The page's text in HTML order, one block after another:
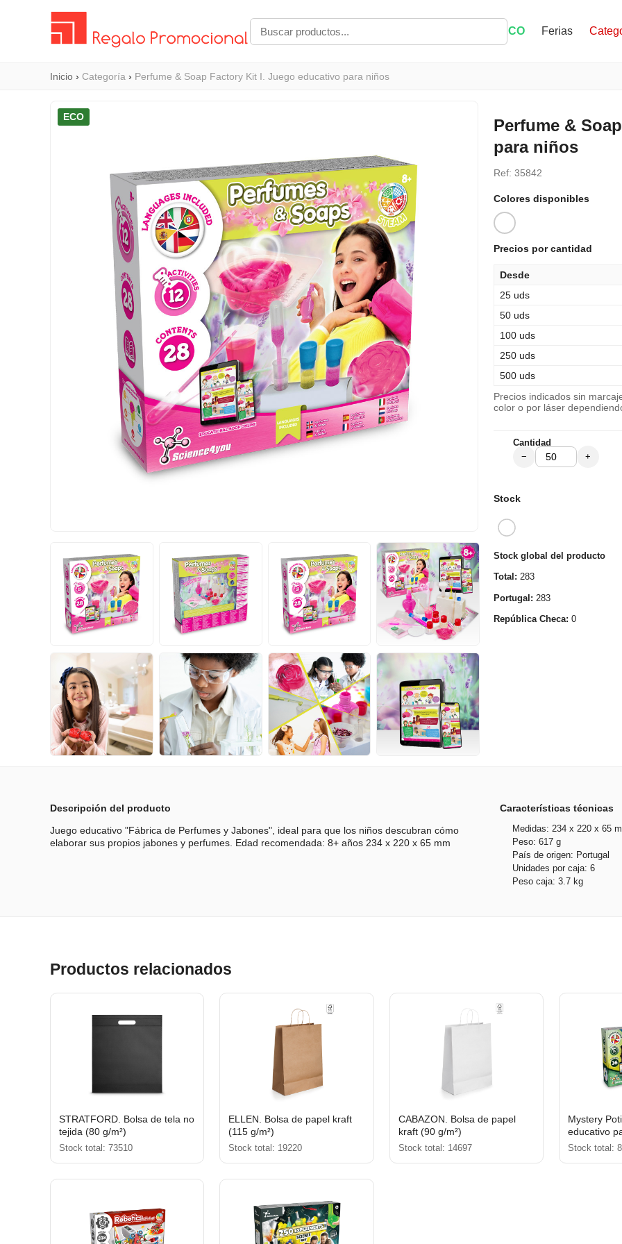
ECO Ferias
Inicio › Categoría › Perfume & Soap Factory Kit I. Juego educativo para niños
ECO
Perfume &
para niños
Ref: 35842
Colores disponibles
Precios por cantidad
Desde
25 uds
50 uds
100 uds
250 uds
500 uds
Precios indicados sin
color o por láser
Cantidad
− +
Stock
Stock global del producto
Total: 283
Portugal: 283
República Checa: 0
Descripción del producto
Juego educativo "Fábrica de Perfumes y Jabones", ideal para que los niños descubran cómo
elaborar sus propios jabones y perfumes. Edad recomendada: 8+ años 234 x 220 x 65 mm
Características técnicas
Medidas: 234 x 220 x 65
Peso: 617 g
País de origen: Portugal
Unidades por caja: 6
Peso caja: 3.7 kg
Productos relacionados
STRATFORD. Bolsa de tela no
tejida (80 g/m²)
Stock total: 73510
ELLEN. Bolsa de papel kraft
(115 g/m²)
Stock total: 19220
CABAZON. Bolsa de papel
kraft (90 g/m²)
Stock total: 14697
Mystery
educativo
Stock total: